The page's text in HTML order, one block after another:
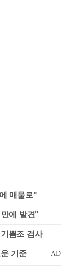
매물로"
에 발견"
쁨조 검사